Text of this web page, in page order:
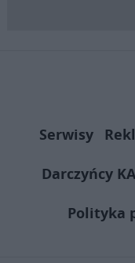
Serwisy
Darczyńcy
Polityka